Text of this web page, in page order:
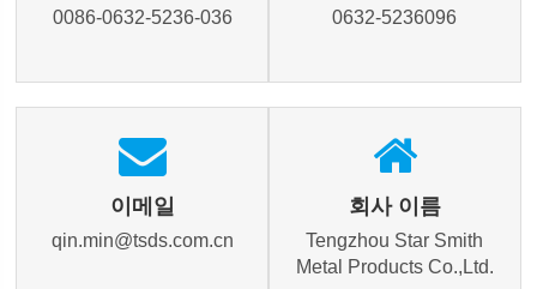
0086-0632-5236-036 0632-5236096
이메일
qin.min@tsds.com.cn
회사 이름
Tengzhou Star Smith
Metal Products Co.,Ltd.